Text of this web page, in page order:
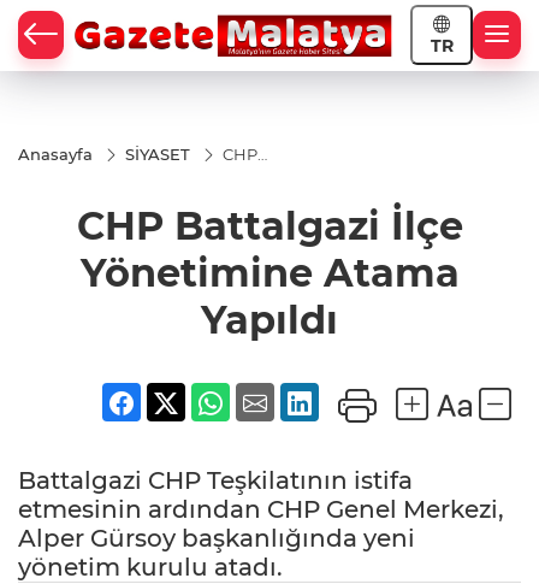
TR
Anasayfa SİYASET
CHP
Yönetimine
Atama
CHP Battalgazi İlçe
Yönetimine Atama
Yapıldı
Battalgazi CHP Teşkilatının istifa
etmesinin ardından CHP Genel Merkezi,
Alper Gürsoy başkanlığında yeni
yönetim kurulu atadı.